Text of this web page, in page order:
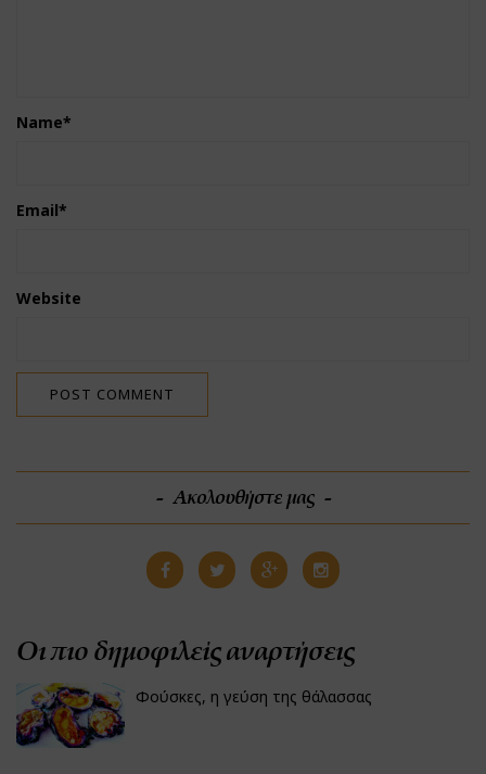
Name*
Email*
Website
Ακολουθήστε μας
Οι πιο δημοφιλείς αναρτήσεις
Φούσκες, η γεύση της θάλασσας